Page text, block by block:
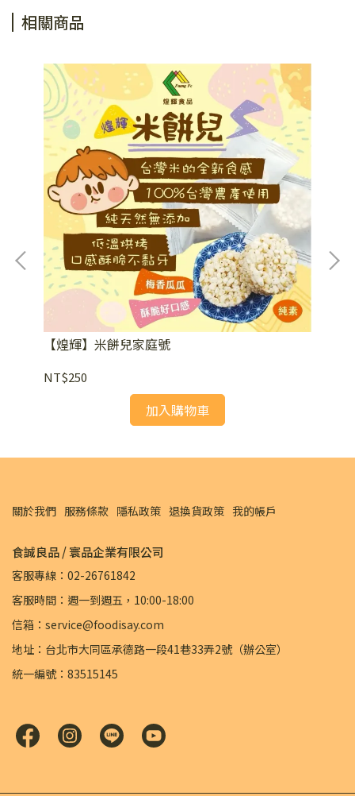
相關商品
【煌輝】米餅兒家庭號
NT$250
加入購物車
關於我們 服務條款 隱私政策 退換貨政策 我的帳戶
食誠良品 / 寰品企業有限公司
客服專線：02-26761842
客服時間：週一到週五，10:00-18:00
信箱：service@foodisay.com
地址：台北市大同區承德路一段41巷33弄2號（辦公室）
統一編號：83515145